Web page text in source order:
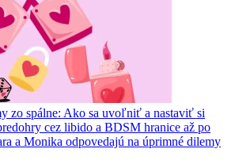
zo spálne: Ako sa uvoľniť a nastaviť si
cez libido a BDSM hranice až po
a Monika odpovedajú na úprimné dilemy